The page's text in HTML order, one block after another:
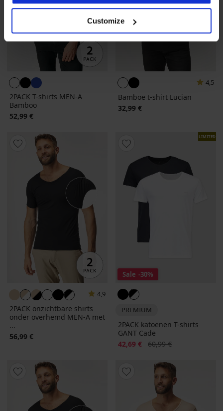
Customize
2PACK T-shirts MEN-A
Bamboo
52,99 €
4,5
Bamboe t-shirt Lucian
32,99 €
4,9
2PACK onzichtbare shirts
onder overhemd MEN-A met
...
56,99 €
LIMITED
Sale -30%
PREMIUM
2PACK katoenen T-shirts
GANT Cade
Korting
42,69 € Oorspronkelijke prijs
60,99 €